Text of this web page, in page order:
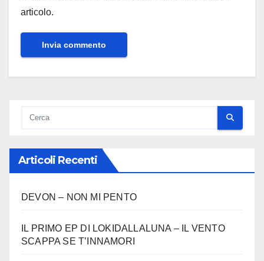
articolo.
Articoli Recenti
DEVON – NON MI PENTO
IL PRIMO EP DI LOKIDALLALUNA – IL VENTO
SCAPPA SE T’INNAMORI